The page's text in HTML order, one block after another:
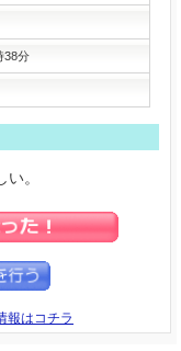
38分
。
報はコチラ